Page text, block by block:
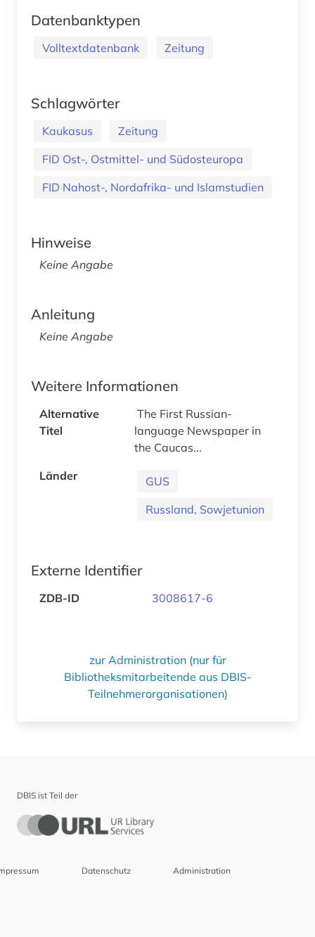
Datenbanktypen
Volltextdatenbank Zeitung
Schlagwörter
Kaukasus
Zeitung
FID Ost-, Ostmittel- und Südosteuropa
FID Nahost-, Nordafrika- und Islamstudien
Hinweise
Keine Angabe
Anleitung
Keine Angabe
Weitere Informationen
Alternative
Titel
The First Russian-
language Newspaper in
the Caucas...
Länder
GUS
Russland, Sowjetunion
Externe Identifier
ZDB-ID 3008617-6
zur Administration (nur für
Bibliotheksmitarbeitende aus DBIS-
Teilnehmerorganisationen)
DBIS ist Teil der
Datenschutz Administration